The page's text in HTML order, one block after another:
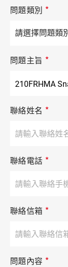
問題類別 *
問題主旨 *
聯絡姓名 *
聯絡電話 *
聯絡信箱 *
問題內容 *